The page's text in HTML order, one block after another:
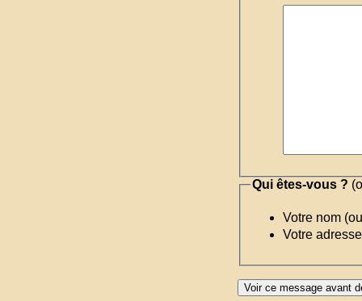
Qui êtes-vous ?
Votre nom
Votre